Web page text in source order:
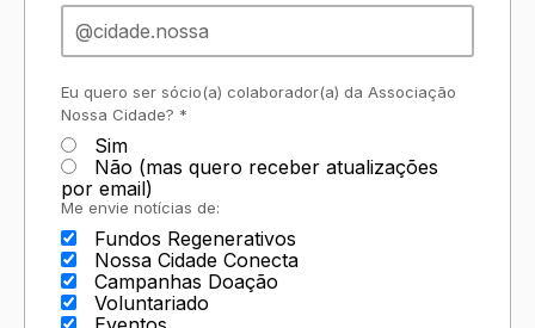
Eu quero ser sócio(a) colaborador(a) da Associação
Nossa Cidade? *
Sim
Não (mas quero receber atualizações
por email)
Me envie notícias de:
Fundos Regenerativos
Nossa Cidade Conecta
Campanhas Doação
Voluntariado